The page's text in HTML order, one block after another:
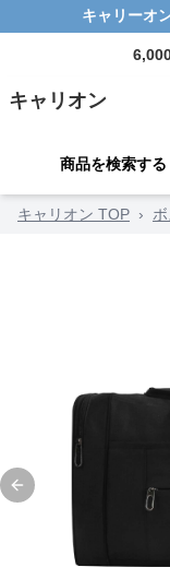
キャリーオ
キャリオン
商品を検索する
キャリオン TOP ›
Previous slide